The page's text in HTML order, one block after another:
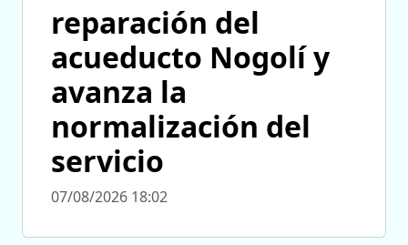
reparación del
acueducto Nogolí y
avanza la
normalización del
servicio
07/08/2026 18:02